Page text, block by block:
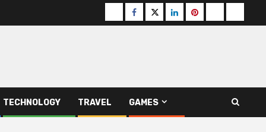
Buzzfeed
Facebook
Twitterlinkedinpinterest
TECHNOLOGY TRAVEL GAMES